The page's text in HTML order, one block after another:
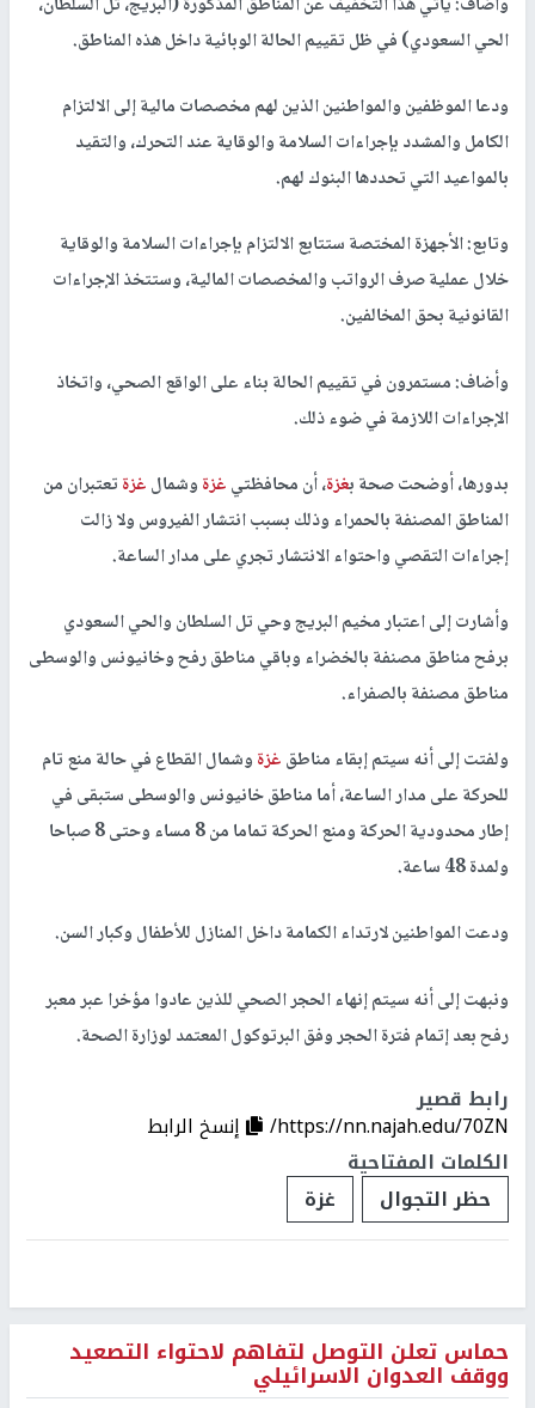
الحي السعودي) في ظل تقييم الحالة الوبائية داخل هذه المناطق.
ودعا الموظفين والمواطنين الذين لهم مخصصات مالية إلى الالتزام
الكامل والمشدد بإجراءات السلامة والوقاية عند التحرك، والتقيد
بالمواعيد التي تحددها البنوك لهم.
وتابع: الأجهزة المختصة ستتابع الالتزام بإجراءات السلامة والوقاية
خلال عملية صرف الرواتب والمخصصات المالية، وستتخذ الإجراءات
القانونية بحق المخالفين.
وأضاف: مستمرون في تقييم الحالة بناء على الواقع الصحي، واتخاذ
الإجراءات اللازمة في ضوء ذلك.
بدورها، أوضحت صحة بغزة، أن محافظتيغزةوشمالغزةتعتبران من
المناطق المصنفة بالحمراء وذلك بسبب انتشار الفيروس ولا زالت
إجراءات التقصي واحتواء الانتشار تجري على مدار الساعة.
وأشارت إلى اعتبار مخيم البريج وحي تل السلطان والحي السعودي
برفح مناطق مصنفة بالخضراء وباقي مناطق رفح وخانيونس والوسطى
مناطق مصنفة بالصفراء.
ولفتت إلى أنه سيتم إبقاء مناطقغزةوشمال القطاع في حالة منع تام
للحركة على مدار الساعة، أما مناطق خانيونس والوسطى ستبقى في
إطار محدودية الحركة ومنع الحركة تماما من 8 مساء وحتى 8 صباحا
ولمدة 48 ساعة.
ودعت المواطنين لارتداء الكمامة داخل المنازل للأطفال وكبار السن.
ونبهت إلى أنه سيتم إنهاء الحجر الصحي للذين عادوا مؤخرا عبر معبر
رفح بعد إتمام فترة الحجر وفق البرتوكول المعتمد لوزارة الصحة.
رابط قصير
https://nn.najah.edu/70ZN/
إنسخ الرابط
الكلمات المفتاحية
حظر التجوال
غزة
حماس تعلن التوصل لتفاهم لاحتواء التصعيد
ووقف العدوان الاسرائيلي